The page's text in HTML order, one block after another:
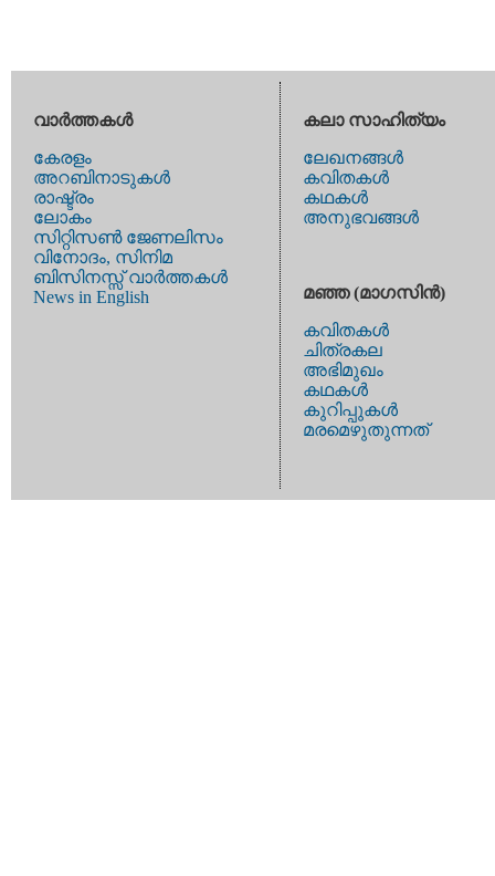
വാര്‍ത്തകള്‍
കേരളം
അറബിനാടുകള്‍
രാഷ്ട്രം
ലോകം
സിറ്റിസണ്‍ ജേണലിസം
വിനോദം, സിനിമ
ബിസിനസ്സ് വാര്‍ത്തകള്‍
News in English
കലാ സാഹിത്യം
ലേഖനങ്ങള്‍
കവിതകള്‍
കഥകള്‍
അനുഭവങ്ങള്‍
മഞ്ഞ (മാഗസിന്‍)
കവിതകള്‍
ചിത്രകല
അഭിമുഖം
കഥകള്‍
കുറിപ്പുകള്‍
മരമെഴുതുന്നത്